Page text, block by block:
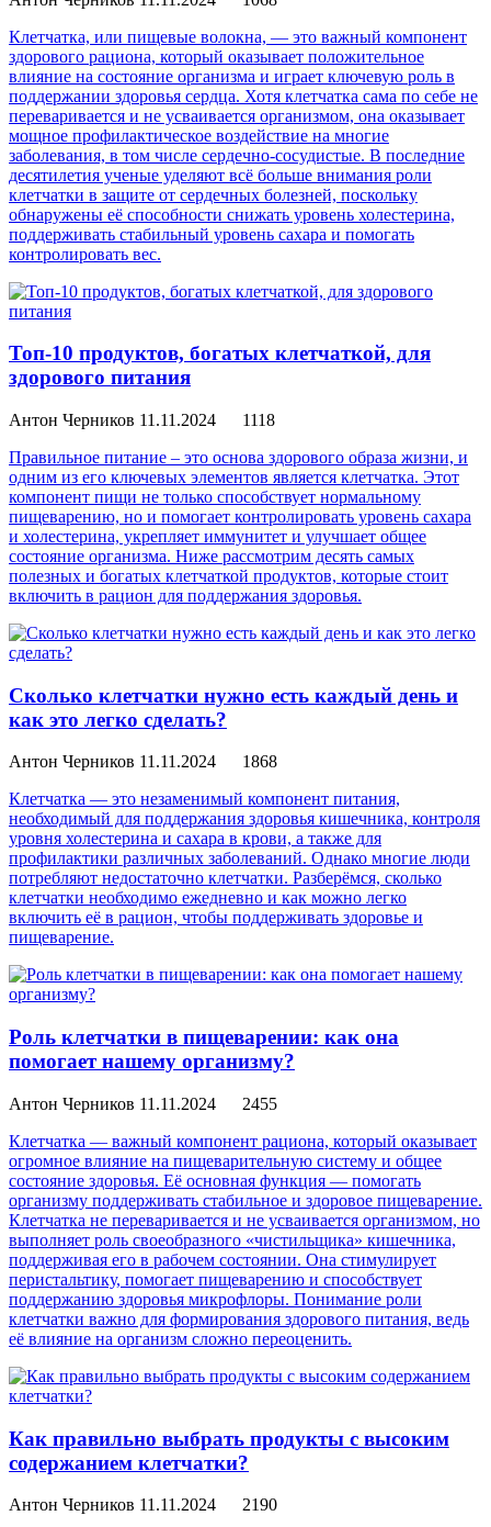
Клетчатка, или пищевые волокна, — это важный компонент
здорового рациона, который оказывает положительное
влияние на состояние организма и играет ключевую роль в
поддержании здоровья сердца. Хотя клетчатка сама по себе не
переваривается и не усваивается организмом, она оказывает
мощное профилактическое воздействие на многие
заболевания, в том числе сердечно-сосудистые. В последние
десятилетия ученые уделяют всё больше внимания роли
клетчатки в защите от сердечных болезней, поскольку
обнаружены её способности снижать уровень холестерина,
поддерживать стабильный уровень сахара и помогать
контролировать вес.
Топ-10 продуктов, богатых клетчаткой, для
здорового питания
Антон Черников 11.11.2024
1118
Правильное питание – это основа здорового образа жизни, и
одним из его ключевых элементов является клетчатка. Этот
компонент пищи не только способствует нормальному
пищеварению, но и помогает контролировать уровень сахара
и холестерина, укрепляет иммунитет и улучшает общее
состояние организма. Ниже рассмотрим десять самых
полезных и богатых клетчаткой продуктов, которые стоит
включить в рацион для поддержания здоровья.
Сколько клетчатки нужно есть каждый день и
как это легко сделать?
Антон Черников 11.11.2024
1868
Клетчатка — это незаменимый компонент питания,
необходимый для поддержания здоровья кишечника, контроля
уровня холестерина и сахара в крови, а также для
профилактики различных заболеваний. Однако многие люди
потребляют недостаточно клетчатки. Разберёмся, сколько
клетчатки необходимо ежедневно и как можно легко
включить её в рацион, чтобы поддерживать здоровье и
пищеварение.
Роль клетчатки в пищеварении: как она
помогает нашему организму?
Антон Черников 11.11.2024
2455
Клетчатка — важный компонент рациона, который оказывает
огромное влияние на пищеварительную систему и общее
состояние здоровья. Её основная функция — помогать
организму поддерживать стабильное и здоровое пищеварение.
Клетчатка не переваривается и не усваивается организмом, но
выполняет роль своеобразного «чистильщика» кишечника,
поддерживая его в рабочем состоянии. Она стимулирует
перистальтику, помогает пищеварению и способствует
поддержанию здоровья микрофлоры. Понимание роли
клетчатки важно для формирования здорового питания, ведь
её влияние на организм сложно переоценить.
Как правильно выбрать продукты с высоким
содержанием клетчатки?
Антон Черников 11.11.2024 2190